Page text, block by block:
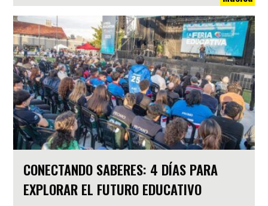
CONECTANDO SABERES: 4 DÍAS PARA
EXPLORAR EL FUTURO EDUCATIVO